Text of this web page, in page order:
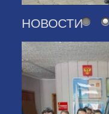
НОВОСТИ